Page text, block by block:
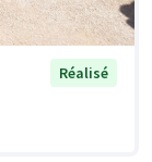
Réalisé